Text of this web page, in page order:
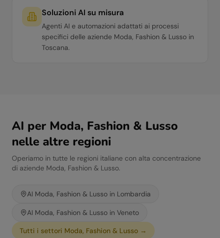
Soluzioni AI su misura
Agenti AI e automazioni adattati ai processi
specifici delle aziende Moda, Fashion & Lusso in
Toscana.
AI per Moda, Fashion & Lusso
nelle altre regioni
Operiamo in tutte le regioni italiane con alta concentrazione
di aziende Moda, Fashion & Lusso.
AI Moda, Fashion & Lusso in Lombardia
AI Moda, Fashion & Lusso in Veneto
Tutti i settori Moda, Fashion & Lusso →